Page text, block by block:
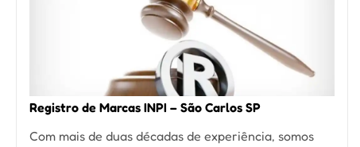
Culinária
Italiana
do
Registro de Marcas INPI – São Carlos SP
Com mais de duas décadas de experiência, somos